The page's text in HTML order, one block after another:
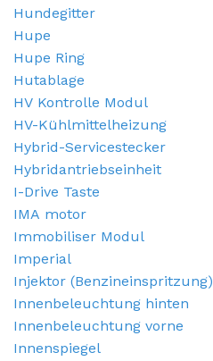
Hundegitter
Hupe
Hupe Ring
Hutablage
HV Kontrolle Modul
HV-Kühlmittelheizung
Hybrid-Servicestecker
Hybridantriebseinheit
I-Drive Taste
IMA motor
Immobiliser Modul
Imperial
Injektor (Benzineinspritzung)
Innenbeleuchtung hinten
Innenbeleuchtung vorne
Innenspiegel